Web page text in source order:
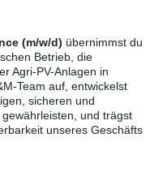
(m/w/d) übernimmst du
Betrieb, die
Agri-PV-Anlagen in
Team auf, entwickelst
sicheren und
und trägst
unseres Geschäfts